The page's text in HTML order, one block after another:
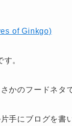
す。
かのフードネタ
手にブログを書